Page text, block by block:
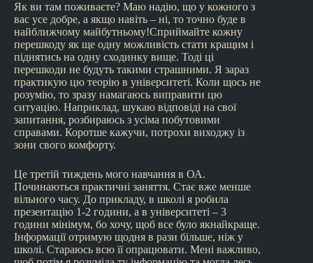
Як ви там поживаєте? Маю надію, що у кожного з
вас усе добре, а якщо навіть – ні, то точно буде в
найближчому майбутньому!Сприймайте кожну
перешкоду як ще одну можливість стати кращим і
піднятись на одну сходинку вище. Тоді ці
перешкоди не будуть такими страшними. Я зараз
практикую цю теорію в університеті. Коли щось не
розумію, то зразу намагаюсь виправити цю
ситуацію. Наприклад, шукаю відповіді на свої
запитання, розбираюсь з усіма побутовими
справами. Коротше кажучи, потрохи виходжу із
зони свого комфорту.
Це третій тиждень мого навчання в ОА.
Починаються практичні заняття. Стає вже менше
вільного часу. До прикладу, в школі я робила
презентацію 1-2 години, а в університеті – 3
години мінімум, бо хочу, щоб все було якнайкраще.
Інформації отримую щодня в рази більше, ніж у
школі. Стараюсь всю її опрацювати. Мені важливо,